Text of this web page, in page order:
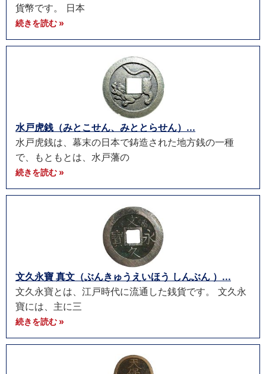
貨幣です。 日本
続きを読む »
水戸虎銭（みとこせん、みととらせん）...
水戸虎銭は、幕末の日本で鋳造された地方銭の一種
で、もともとは、水戸藩の
続きを読む »
文久永寶 真文（ぶんきゅうえいほう しんぶん ）...
文久永寶とは、江戸時代に流通した銭貨です。 文久永
寶には、主に三
続きを読む »